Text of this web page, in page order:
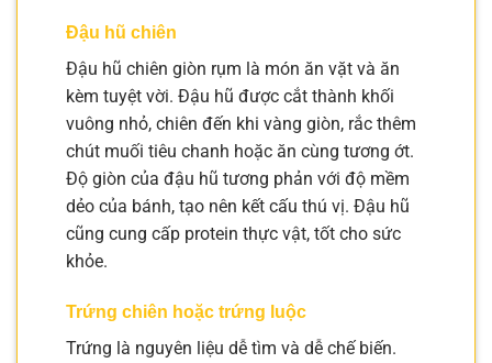
Đậu hũ chiên
Đậu hũ chiên giòn rụm là món ăn vặt và ăn
kèm tuyệt vời. Đậu hũ được cắt thành khối
vuông nhỏ, chiên đến khi vàng giòn, rắc thêm
chút muối tiêu chanh hoặc ăn cùng tương ớt.
Độ giòn của đậu hũ tương phản với độ mềm
dẻo của bánh, tạo nên kết cấu thú vị. Đậu hũ
cũng cung cấp protein thực vật, tốt cho sức
khỏe.
Trứng chiên hoặc trứng luộc
Trứng là nguyên liệu dễ tìm và dễ chế biến.